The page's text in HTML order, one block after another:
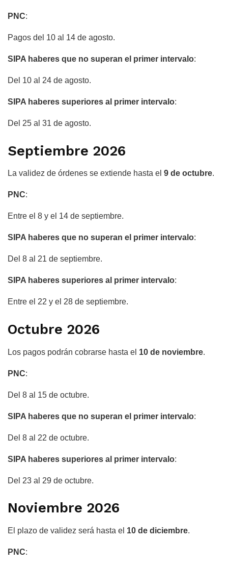
PNC:
Pagos del 10 al 14 de agosto.
SIPA haberes que no superan el primer intervalo:
Del 10 al 24 de agosto.
SIPA haberes superiores al primer intervalo:
Del 25 al 31 de agosto.
Septiembre 2026
La validez de órdenes se extiende hasta el 9 de octubre.
PNC:
Entre el 8 y el 14 de septiembre.
SIPA haberes que no superan el primer intervalo:
Del 8 al 21 de septiembre.
SIPA haberes superiores al primer intervalo:
Entre el 22 y el 28 de septiembre.
Octubre 2026
Los pagos podrán cobrarse hasta el 10 de noviembre.
PNC:
Del 8 al 15 de octubre.
SIPA haberes que no superan el primer intervalo:
Del 8 al 22 de octubre.
SIPA haberes superiores al primer intervalo:
Del 23 al 29 de octubre.
Noviembre 2026
El plazo de validez será hasta el 10 de diciembre.
PNC: